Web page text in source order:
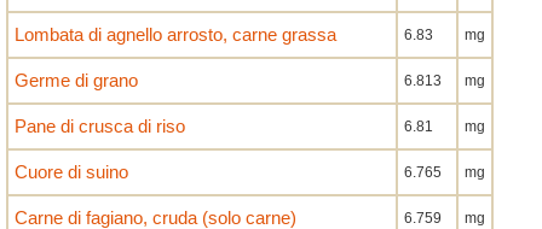
Lombata di agnello arrosto, carne grassa 6.83 mg
Germe di grano 6.813 mg
Pane di crusca di riso 6.81 mg
Cuore di suino 6.765 mg
Carne di fagiano, cruda (solo carne) 6.759 mg